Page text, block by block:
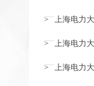
> 上海电力
> 上海电力
> 上海电力大